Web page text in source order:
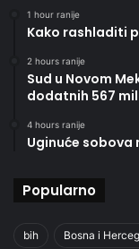
1 hour ranije
Kako rashladiti
2 hours ranije
Sud u Novom
dodatnih 567
4 hours ranije
Uginuće sobova
Popularno
bih Bosna i